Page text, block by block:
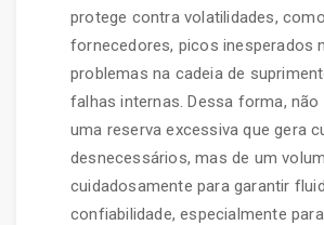
protege contra volatilidades,
fornecedores, picos inesperados
problemas na cadeia de
falhas internas. Dessa forma, não
uma reserva excessiva que gera
desnecessários, mas de um
cuidadosamente para garantir
confiabilidade, especialmente